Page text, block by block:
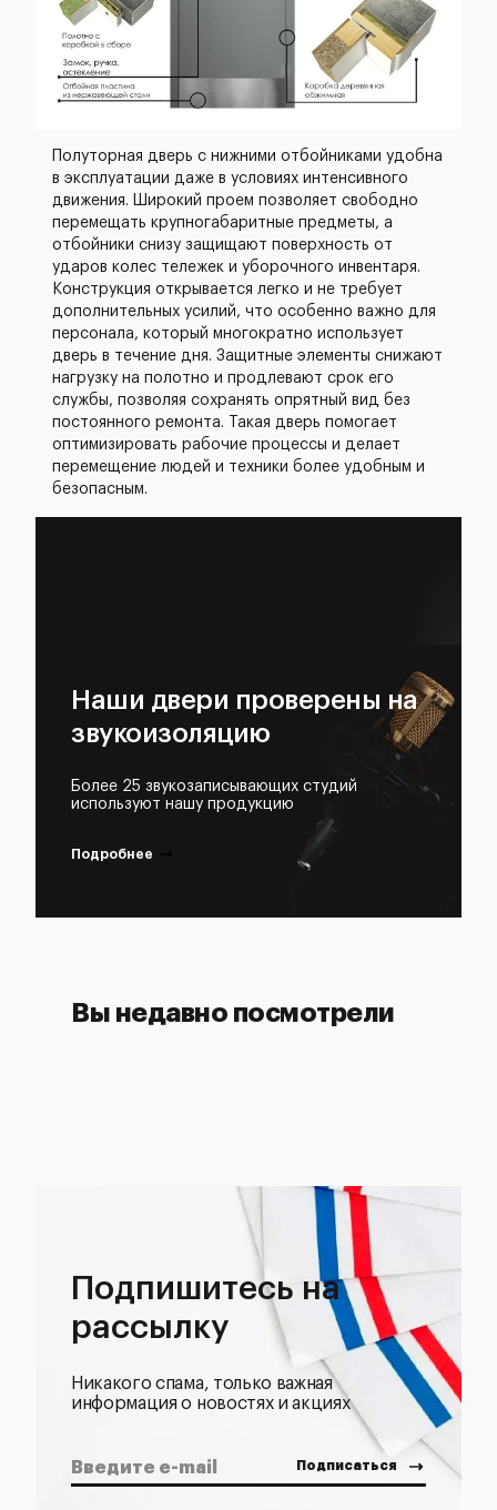
Полуторная дверь с нижними отбойниками удобна
в эксплуатации даже в условиях интенсивного
движения. Широкий проем позволяет свободно
перемещать крупногабаритные предметы, а
отбойники снизу защищают поверхность от
ударов колес тележек и уборочного инвентаря.
Конструкция открывается легко и не требует
дополнительных усилий, что особенно важно для
персонала, который многократно использует
дверь в течение дня. Защитные элементы снижают
нагрузку на полотно и продлевают срок его
службы, позволяя сохранять опрятный вид без
постоянного ремонта. Такая дверь помогает
оптимизировать рабочие процессы и делает
перемещение людей и техники более удобным и
безопасным.
Наши двери проверены на
звукоизоляцию
Более 25 звукозаписывающих студий
используют нашу продукцию
Подробнее
Вы недавно посмотрели
Подпишитесь на
рассылку
Никакого спама, только важная
информация о новостях и акциях